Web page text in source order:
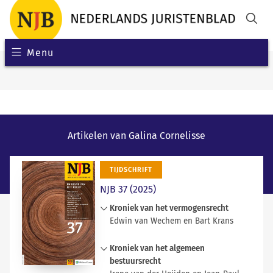
Menu
Artikelen van Galina Cornelisse
TIJDSCHRIFT
NJB 37 (2025)
Kroniek van het vermogensrecht
Edwin van Wechem en Bart Krans
kenmerkt door aanvulling van het
Burgerlijk Wetboek met afdeling
Kroniek van het algemeen
bestuursrecht